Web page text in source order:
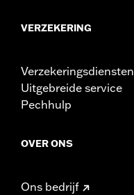
VERZEKERING
Verzekeringsdiensten
Uitgebreide service
Pechhulp
OVER ONS
Ons bedrijf